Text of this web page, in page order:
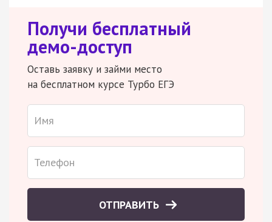
Получи бесплатный
демо-доступ
Оставь заявку и займи место
на бесплатном курсе Турбо ЕГЭ
ОТПРАВИТЬ